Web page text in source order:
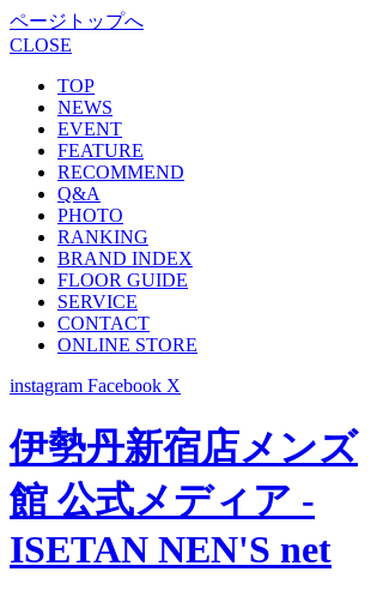
ページトップへ
CLOSE
TOP
NEWS
EVENT
FEATURE
RECOMMEND
Q&A
PHOTO
RANKING
BRAND INDEX
FLOOR GUIDE
SERVICE
CONTACT
ONLINE STORE
instagram Facebook X
伊勢丹新宿店メンズ
館 公式メディア -
ISETAN NEN'S net